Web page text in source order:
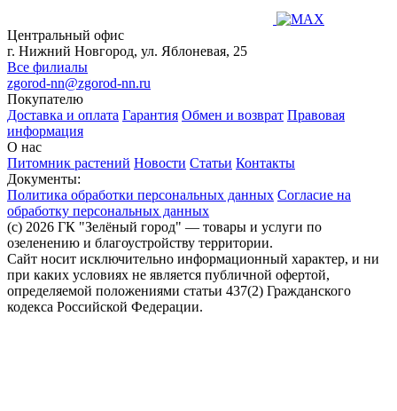
Центральный офис
г. Нижний Новгород, ул. Яблоневая, 25
Все филиалы
zgorod-nn@zgorod-nn.ru
Покупателю
Доставка и оплата Гарантия Обмен и возврат Правовая
информация
О нас
Питомник растений Новости Статьи Контакты
Документы:
Политика обработки персональных данных Согласие на
обработку персональных данных
(c) 2026 ГК "Зелёный город" — товары и услуги по
озеленению и благоустройству территории.
Сайт носит исключительно информационный характер, и ни
при каких условиях не является публичной офертой,
определяемой положениями статьи 437(2) Гражданского
кодекса Российской Федерации.